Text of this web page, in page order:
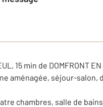
15 min de DOMFRONT
aménagée, séjour-
chambres, salle de